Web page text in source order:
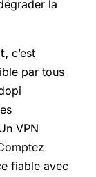
la
c’est
par tous
VPN
fiable avec